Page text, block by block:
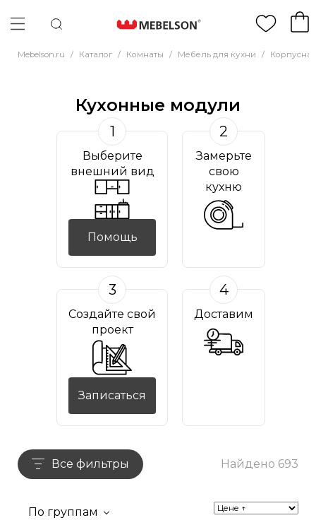
Mebelson.ru / Каталог / Комнаты / Мебель для кухни /
Кухонные модули
1
Выберите
внешний вид
Помощь
2
Замерьте
свою
кухню
3
Создайте свой
проект
Записаться
4
Доставим
Все фильтры Найдено 693
По группам